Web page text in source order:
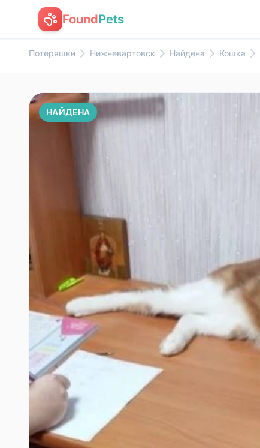
FoundPets
Потеряшки Нижневартовск Найдена Кошка
НАЙДЕНА